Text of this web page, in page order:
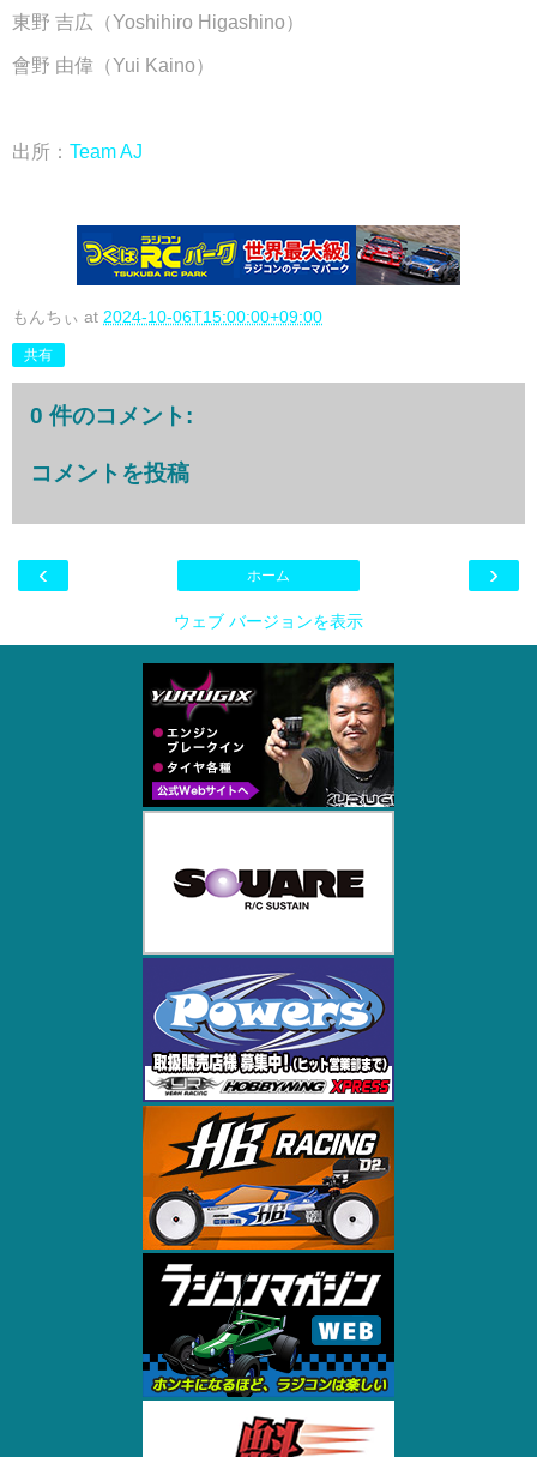
東野 吉広（Yoshihiro Higashino）
會野 由偉（Yui Kaino）
出所： Team AJ
もんちぃ at 2024-10-06T15:00:00+09:00
共有
0 件のコメント:
コメントを投稿
‹ ›
ホーム
ウェブ バージョンを表示